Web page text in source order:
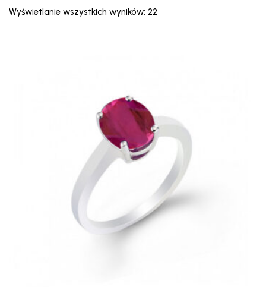
Wyświetlanie wszystkich wyników: 22